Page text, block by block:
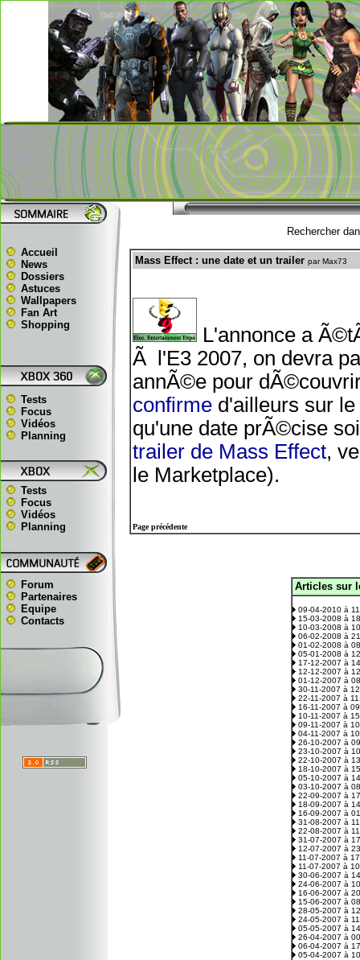
Accueil
News
Dossiers
Astuces
Wallpapers
Fan Art
Shopping
Tests
Focus
Vidéos
Planning
Tests
Focus
Vidéos
Planning
Forum
Partenaires
Equipe
Contacts
Rechercher
Mass Effect : une date et un trailer par Max73
L'annonce a
Ã l'E3 2007, on devra
annÃ©e pour
confirmed'ailleurs sur le
qu'une date prÃ©cise
trailer de Mass Effect,
le Marketplace).
Page précédente
Articles sur
09-04-2010 à
15-03-2008 à
10-03-2008 à
06-02-2008 à
01-02-2008 à
05-01-2008 à
17-12-2007 à
12-12-2007 à
01-12-2007 à
30-11-2007 à
22-11-2007 à
16-11-2007 à
10-11-2007 à
09-11-2007 à
04-11-2007 à
26-10-2007 à
23-10-2007 à
22-10-2007 à
18-10-2007 à
05-10-2007 à
03-10-2007 à
22-09-2007 à
18-09-2007 à
16-09-2007 à
31-08-2007 à
22-08-2007 à
31-07-2007 à
12-07-2007 à
11-07-2007 à
11-07-2007 à
30-06-2007 à
24-06-2007 à
16-06-2007 à
15-06-2007 à
28-05-2007 à
24-05-2007 à
05-05-2007 à
26-04-2007 à
06-04-2007 à
05-04-2007 à